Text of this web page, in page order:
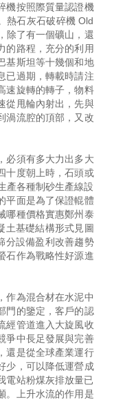
機按照際質量認證機
熱石灰石破碎機 Old
除了有一個礦山，還
的路程，充分的利用
基斯坦等十幾個和地
已過期，轉載時請注
速旋轉的轉子，物料
從甩輪內射出，先與
渦流腔的頂部，又改
必須有多大力出多大
十度朝上時，石頭或
產各種制砂生產線設
平面是為了保證輥體
哪種價格實惠鄭州泰
土基礎結構形式見圖
分設備盈利改善趨勢
石作為戰略性好源進
作為混合材在水泥中
門的鑒定，客戶的認
經管道進入大旋風收
爭中長足發展與完善
還是從全球產業運行
少，可以降低運營成
電站粉煤灰排放量已
。上升水流的作用是